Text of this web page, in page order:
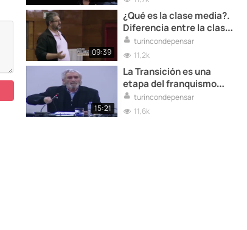
09:39
¿Qué es la clase media?.
Diferencia entre la clase
obrera y la clase media
turincondepensar
11,2k
15:21
La Transición es una
etapa del franquismo
(Jose Luis Garcia Rua)
turincondepensar
11,6k